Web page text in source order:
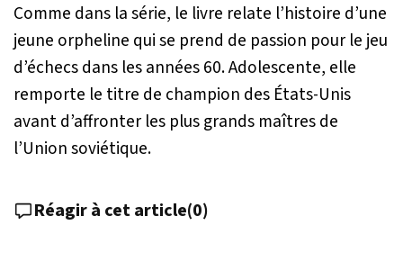
Comme dans la série, le livre relate l’histoire d’une
jeune orpheline qui se prend de passion pour le jeu
d’échecs dans les années 60. Adolescente, elle
remporte le titre de champion des États-Unis
avant d’affronter les plus grands maîtres de
l’Union soviétique.
Réagir à cet article(0)